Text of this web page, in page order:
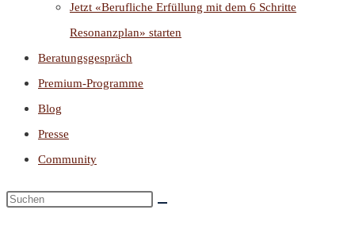
Jetzt «Berufliche Erfüllung mit dem 6 Schritte
Resonanzplan» starten
Beratungsgespräch
Premium-Programme
Blog
Presse
Community